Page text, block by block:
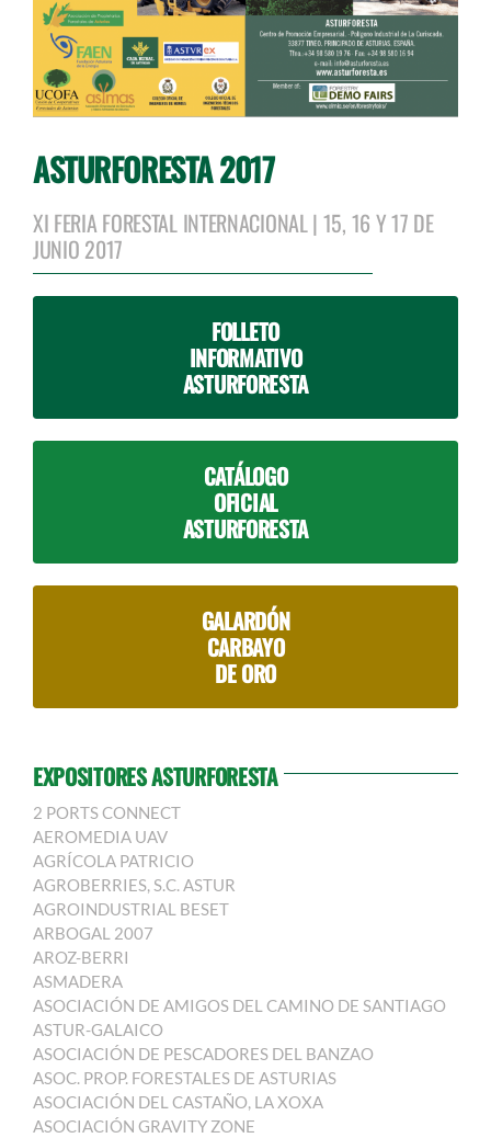
ASTURFORESTA 2017
XI FERIA FORESTAL INTERNACIONAL | 15, 16 Y 17 DE
JUNIO 2017
FOLLETO
INFORMATIVO
ASTURFORESTA
CATÁLOGO
OFICIAL
ASTURFORESTA
GALARDÓN
CARBAYO
DE ORO
EXPOSITORES ASTURFORESTA
2 PORTS CONNECT
AEROMEDIA UAV
AGRÍCOLA PATRICIO
AGROBERRIES, S.C. ASTUR
AGROINDUSTRIAL BESET
ARBOGAL 2007
AROZ-BERRI
ASMADERA
ASOCIACIÓN DE AMIGOS DEL CAMINO DE SANTIAGO
ASTUR-GALAICO
ASOCIACIÓN DE PESCADORES DEL BANZAO
ASOC. PROP. FORESTALES DE ASTURIAS
ASOCIACIÓN DEL CASTAÑO, LA XOXA
ASOCIACIÓN GRAVITY ZONE